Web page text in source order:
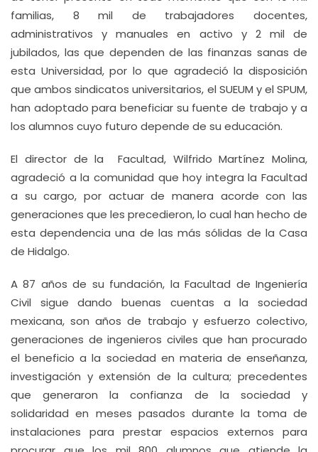
familias, 8 mil de trabajadores docentes,
administrativos y manuales en activo y 2 mil de
jubilados, las que dependen de las finanzas sanas de
esta Universidad, por lo que agradeció la disposición
que ambos sindicatos universitarios, el SUEUM y el SPUM,
han adoptado para beneficiar su fuente de trabajo y a
los alumnos cuyo futuro depende de su educación.
El director de la Facultad, Wilfrido Martínez Molina,
agradeció a la comunidad que hoy integra la Facultad
a su cargo, por actuar de manera acorde con las
generaciones que les precedieron, lo cual han hecho de
esta dependencia una de las más sólidas de la Casa
de Hidalgo.
A 87 años de su fundación, la Facultad de Ingeniería
Civil sigue dando buenas cuentas a la sociedad
mexicana, son años de trabajo y esfuerzo colectivo,
generaciones de ingenieros civiles que han procurado
el beneficio a la sociedad en materia de enseñanza,
investigación y extensión de la cultura; precedentes
que generaron la confianza de la sociedad y
solidaridad en meses pasados durante la toma de
instalaciones para prestar espacios externos para